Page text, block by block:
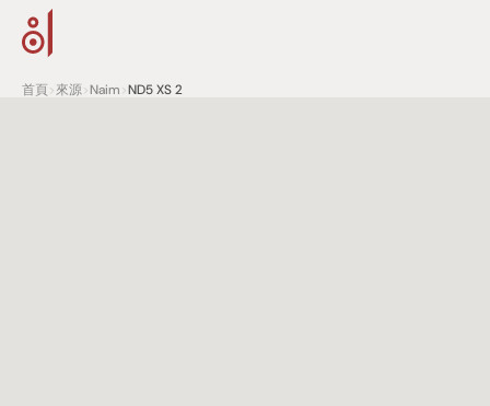
首頁>來源>Naim>ND5 XS 2